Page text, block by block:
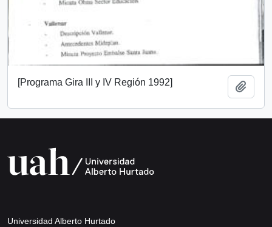
[Programa Gira III y IV Región 1992]
Universidad Alberto Hurtado